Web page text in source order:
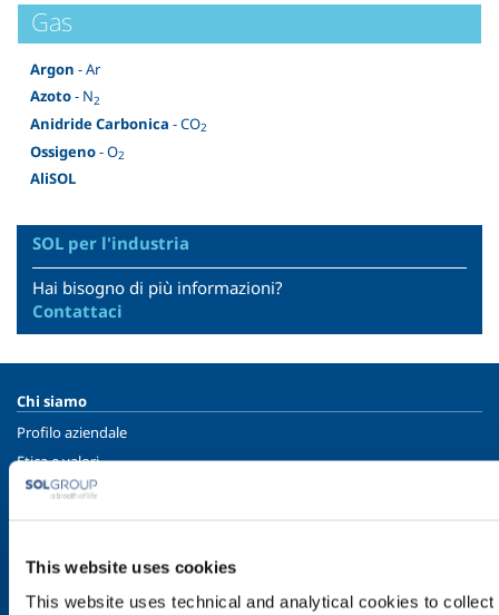
This website uses cookies
This website uses technical and analytical cookies to
Gas
Argon - Ar
Azoto- N2
Anidride Carbonica - CO2
Ossigeno- O2
AliSOL
SOL per l'industria
Hai bisogno di più informazioni?
Contattaci
Chi siamo
Profilo aziendale
Etica e valori
Sostenibilità
SOL per l'industria
Food & Beverage